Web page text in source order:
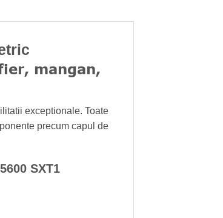
mangan,
exceptionale. Toate
precum capul de
SXT1